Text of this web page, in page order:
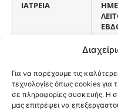
Για να παρέχουμε τις
τεχνολογίες όπως cookies
σε πληροφορίες συσκευής. Η
μας επιτρέψει να
ΙΑΤΡΕΙΑ
ΠΑΙΔΙΑΤΡΙΚΟ